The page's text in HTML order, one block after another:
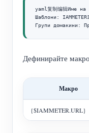
yaml复制编辑Име
Шаблони:
Групи домакини:
Дефинирайте
Макро
{$IAMMETER.URL}